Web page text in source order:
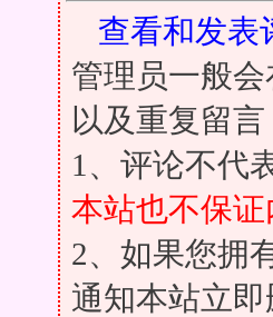
查看和发表
管理员一般
以及重复留
1、评论不代
本站也不保
2、如果您拥
通知本站立